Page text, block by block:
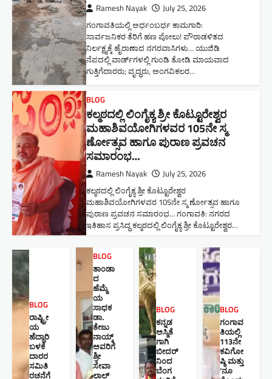
Ramesh Nayak July 25, 2026
ಗಂಗಾವತಿಯಲ್ಲಿ ಅರ್ಧಂಬರ್ಧ ಕಾಮಗಾರಿ:
ಸಾರ್ವಜನಿಕರ ತೆರಿಗೆ ಹಣ ಪೋಲು! ಪೌರಾಡಳಿತದ
ನಿರ್ಲಕ್ಷ್ಯಕ್ಕೆ ಹೈರಾಣಾದ ನಗರವಾಸಿಗಳು​… ಯುಜಿಡಿ
ನೆಪದಲ್ಲಿ ವಾರ್ಡ್‌ಗಳಲ್ಲಿ ಗುಂಡಿ ತೋಡಿ ಮಾಯವಾದ
ಗುತ್ತಿಗೆದಾರರು; ವೃದ್ಧರು, ಅಂಗವಿಕಲರ…
BLOG
ಕಲ್ಮಠದಲ್ಲಿ ಲಿಂಗೈಕ್ಯ ಶ್ರೀ ಕೊಟ್ಟೂರೇಶ್ವರ
ಮಹಾಶಿವಯೋಗಿಗಳವರ 105ನೇ ಸ್ಮ
ರ್ಣೋತ್ಸವ ಹಾಗೂ ಪುರಾಣ ಪ್ರವಚನ
ಸಮಾರಂಭ​…
Ramesh Nayak July 25, 2026
ಕಲ್ಮಠದಲ್ಲಿ ಲಿಂಗೈಕ್ಯ ಶ್ರೀ ಕೊಟ್ಟೂರೇಶ್ವರ
ಮಹಾಶಿವಯೋಗಿಗಳವರ 105ನೇ ಸ್ಮ ರ್ಣೋತ್ಸವ ಹಾಗೂ
ಪುರಾಣ ಪ್ರವಚನ ಸಮಾರಂಭ​… ಗಂಗಾವತಿ: ನಗರದ
ಇತಿಹಾಸ ಪ್ರಸಿದ್ಧ ಕಲ್ಮಠದಲ್ಲಿ ಲಿಂಗೈಕ್ಯ ಶ್ರೀ ಕೊಟ್ಟೂರೇಶ್ವರ…
BLOG
ರಾಷ್ಟ್ರೀ
ಯ
ಹೆದ್ದಾರಿ
ಬಳಕೆ
ದಾರರ
ಸಮಿತಿ
ರಚನೆಗೆ
BLOG
ತಾಂಡಾ
ದ
ಹೆಮ್ಮೆ
ಯ
ಸಾಧಕ
ಡಾ.
ತೇಜು
ನಾಯ್ಕ್
ಅವರಿಗೆ
ಶ್ರೀ
ಸೇವಾ
ಲಾಲ್
BLOG
ಕನ್ನಡ
ಅಸ್ಮಿತೆ
ಗಾಗಿ
ಬೀದರ್
ನಿಂದ
ಬೆಂಗ
BLOG
ಗಂಗಾವ
ತಿಯಲ್ಲಿ
113ನೇ
ಕವಿಗೋ
ಷ್ಠಿ ಮತ್ತು
‘ನೂ